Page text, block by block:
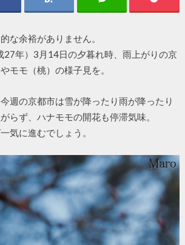
な余裕がありません。
27年）3月14日の夕暮れ時、雨上がりの京
モモ（桃）の様子見を。
週の京都市は雪が降ったり雨が降ったり
らず、ハナモモの開花も停滞気味。
気に進むでしょう。